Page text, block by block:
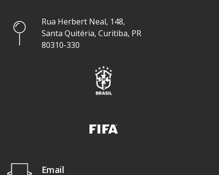
Rua Herbert Neal, 148,
Santa Quitéria, Curitiba, PR
80310-330
Email